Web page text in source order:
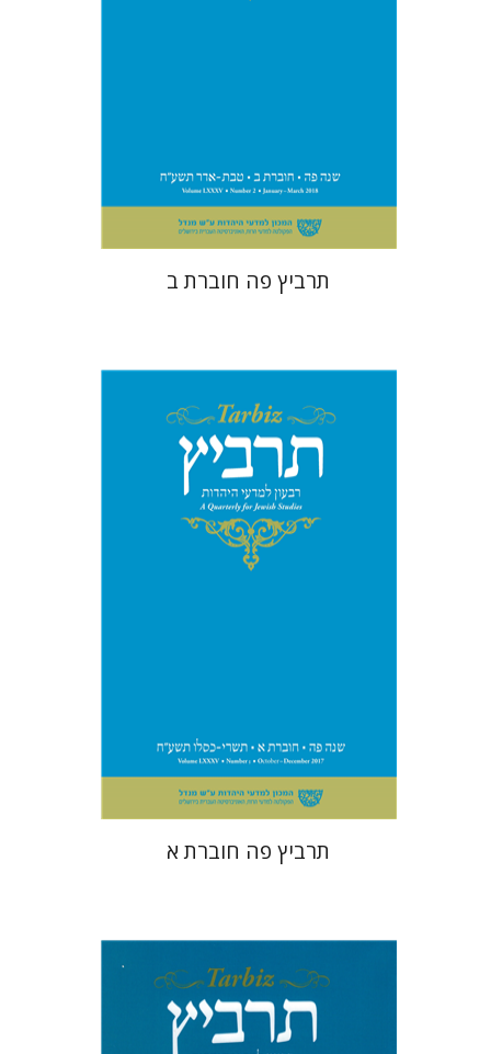
$29
$26
תרביץ פה חוברת ב
קטרינה ריגו
שולמית אליצור
מנחם קיסטר
$29
$26
תרביץ פה חוברת א
מנחם קיסטר
שולמית אליצור
קטרינה ריגו